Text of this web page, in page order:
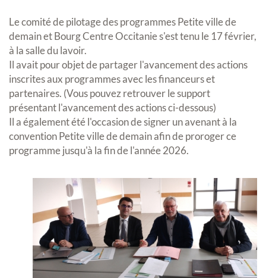
Le comité de pilotage des programmes Petite ville de
demain et Bourg Centre Occitanie s'est tenu le 17 février,
à la salle du lavoir.
Il avait pour objet de partager l'avancement des actions
inscrites aux programmes avec les financeurs et
partenaires. (Vous pouvez retrouver le support
présentant l'avancement des actions ci-dessous)
Il a également été l'occasion de signer un avenant à la
convention Petite ville de demain afin de proroger ce
programme jusqu'à la fin de l'année 2026.